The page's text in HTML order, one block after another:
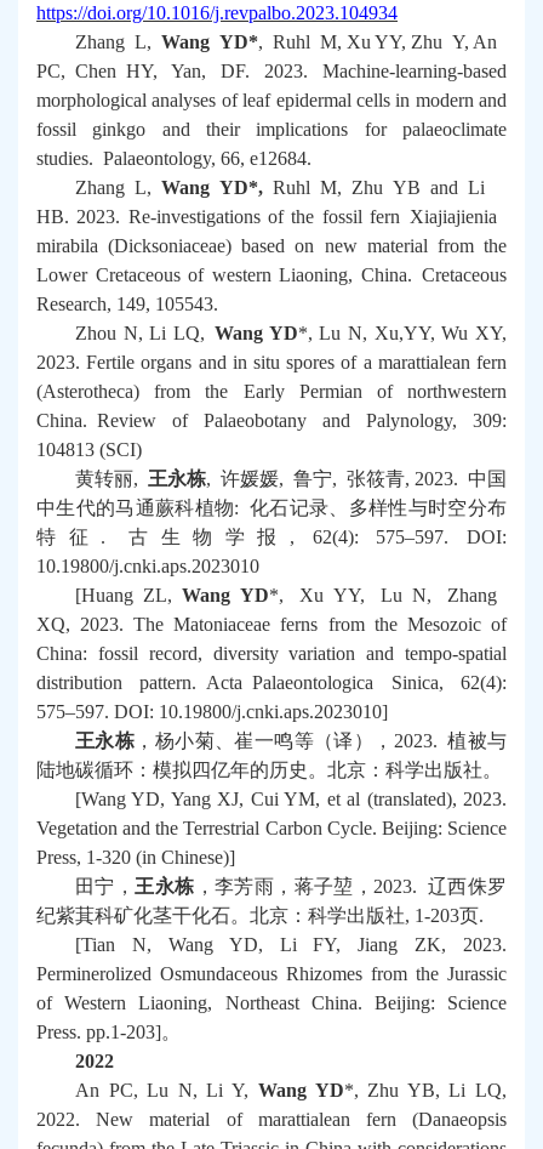
https://doi.org/10.1016/j.revpalbo.2023.104934
Zhang L, Wang YD*, Ruhl M, Xu YY, Zhu Y, An
PC, Chen HY, Yan, DF. 2023. Machine-learning-based
morphological analyses of leaf epidermal cells in modern and
fossil ginkgo and their implications for palaeoclimate
studies. Palaeontology, 66, e12684.
Zhang L, Wang YD*, Ruhl M, Zhu YB and Li
HB. 2023. Re-investigations of the fossil fern Xiajiajienia
mirabila (Dicksoniaceae) based on new material from the
Lower Cretaceous of western Liaoning, China. Cretaceous
Research, 149, 105543.
Zhou N, Li LQ, Wang YD*, Lu N, Xu,YY, Wu XY,
2023. Fertile organs and in situ spores of a marattialean fern
(Asterotheca) from the Early Permian of northwestern
China. Review of Palaeobotany and Palynology, 309:
104813 (SCI)
黄转丽, 王永栋, 许媛媛, 鲁宁, 张筱青, 2023. 中国
中生代的马通蕨科植物: 化石记录、多样性与时空分布
特征 . 古生物学报 , 62(4): 575–597. DOI:
10.19800/j.cnki.aps.2023010
[Huang ZL, Wang YD*, Xu YY, Lu N, Zhang
XQ, 2023. The Matoniaceae ferns from the Mesozoic of
China: fossil record, diversity variation and tempo-spatial
distribution pattern. Acta Palaeontologica Sinica, 62(4):
575–597. DOI: 10.19800/j.cnki.aps.2023010]
王永栋 ，杨小菊、崔一鸣等（译）， 2023. 植被与
陆地碳循环：模拟四亿年的历史。北京：科学出版社。
[Wang YD, Yang XJ, Cui YM, et al (translated), 2023.
Vegetation and the Terrestrial Carbon Cycle. Beijing: Science
Press, 1-320 (in Chinese)]
田宁， 王永栋 ，李芳雨，蒋子堃， 2023. 辽西侏罗
纪紫萁科矿化茎干化石。北京：科学出版社, 1-203页.
[Tian N, Wang YD, Li FY, Jiang ZK, 2023.
Perminerolized Osmundaceous Rhizomes from the Jurassic
of Western Liaoning, Northeast China. Beijing: Science
Press. pp.1-203]。
2022
An PC, Lu N, Li Y, Wang YD*, Zhu YB, Li LQ,
2022. New material of marattialean fern (Danaeopsis